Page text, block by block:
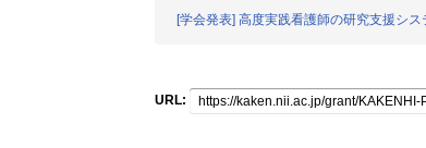
[学会発表] 高度実践看護師の研究支援シ
URL: